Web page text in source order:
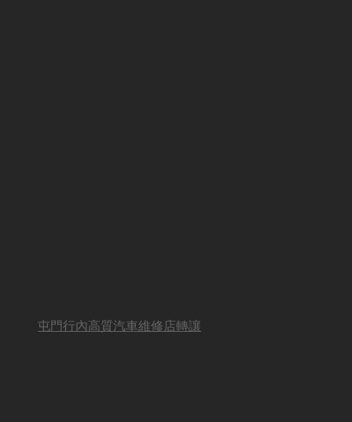
屯門行內高質汽車維修店轉讓